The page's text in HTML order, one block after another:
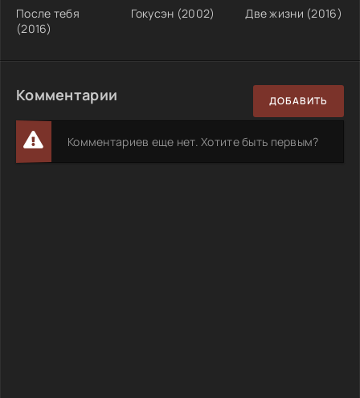
После тебя
(2016)
Гокусэн (2002) Две жизни (2016)
Комментарии ДОБАВИТЬ
Комментариев еще нет. Хотите быть первым?